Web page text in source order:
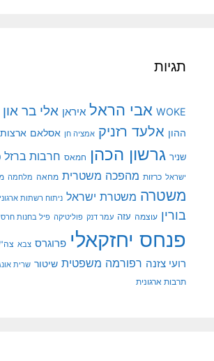
תגיות
WOKE אבי הראל איראן אלי בר און
ההון אלעד רזניק אמציה חן אסלאם
שניר גרשון הכהן חמאס חרבות ברזל
ישראל כרזות מהפכה משטרית מחאה מלחמה
משטרה משטרת ישראל ניתוח רשתות
בורין עוצמה עזה עמר דנק פוליטיקה פיל בחנות
פנחס יחזקאלי פרוגרס צבא
רועי צזנה רפורמה משפטית שיטור שרית
תרבות ארגונית